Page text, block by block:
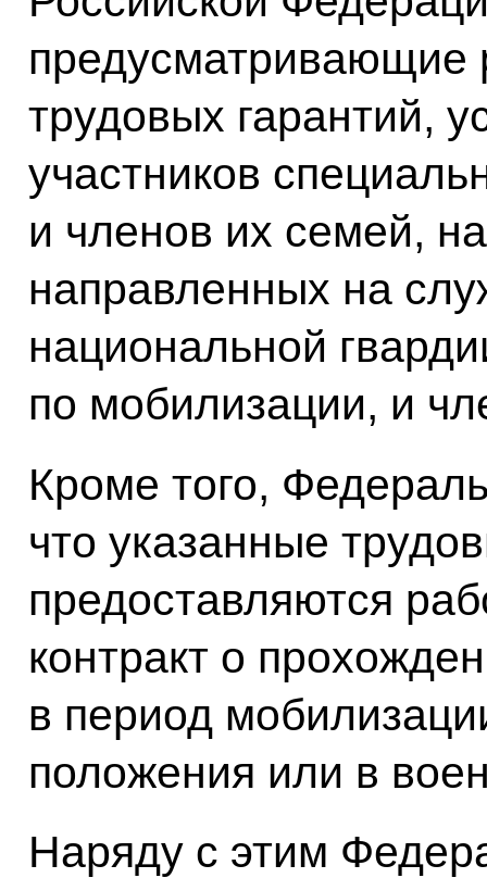
предусматривающие
трудовых гарантий,
участников
и членов их семей,
направленных на
национальной
по мобилизации, и
Кроме того,
что указанные
предоставляются
контракт о
в период
положения или в
Наряду с этим